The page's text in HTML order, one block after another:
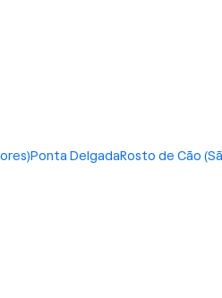
Ponta DelgadaRosto de Cão